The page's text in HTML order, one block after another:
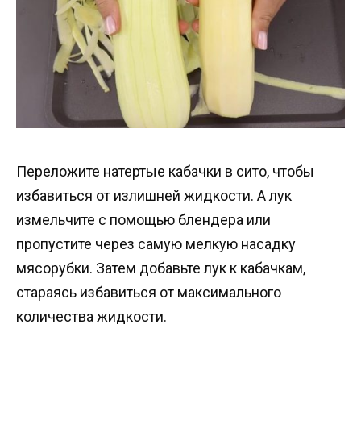
Переложите натертые кабачки в сито, чтобы
избавиться от излишней жидкости. А лук
измельчите с помощью блендера или
пропустите через самую мелкую насадку
мясорубки. Затем добавьте лук к кабачкам,
стараясь избавиться от максимального
количества жидкости.